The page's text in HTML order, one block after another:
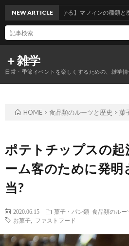
＋雑学
日常・季節イベントを楽しくするための、雑学情
NEW ARTICLE
【30秒でわかる】マフィンの種類と歴史・ル
HOME > 食品類のルーツと歴史 > 菓
ポテトチップスの起
ーム客のために発明
当?
2020.06.15 菓子・パン類 食品類のルー
お菓子
ファストフード